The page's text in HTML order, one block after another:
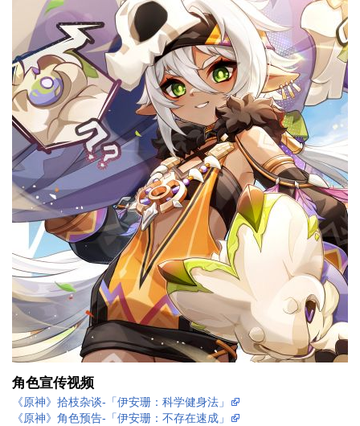
角色宣传视频
《原神》拾枝杂谈-「伊安珊：科学健身法」
《原神》角色预告-「伊安珊：不存在速成」